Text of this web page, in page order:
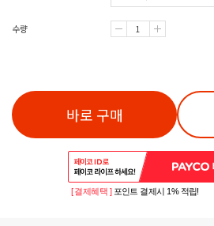
수량
바로 구매
[ 결제혜택 ] 포인트 결제시 1% 적립!